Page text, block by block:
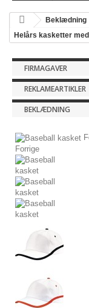
Beklædning
Helårs kasketter
FIRMAGAVER
REKLAMEARTIKLER
BEKLÆDNING
Forrige